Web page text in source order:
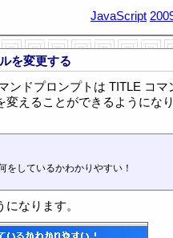
JavaScript
を変更する
ンドプロンプトは TITLE コマ
変えることができるようにな
しているかわかりやすい！
なります。